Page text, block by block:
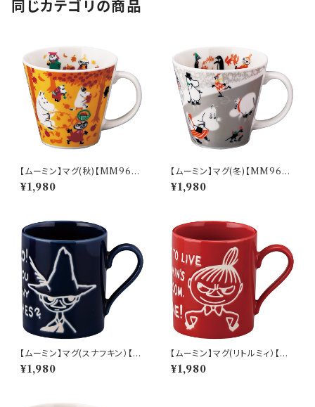
同じカテゴリの商品
【ムーミン】マグ(秋)【MM960
0】MM9603-11
¥1,980
【ムーミン】マグ(冬)【MM960
0】MM9604-11
¥1,980
【ムーミン】マグ(スナフキン）【M
M9000】MM9003-11
¥1,980
【ムーミン】マグ(リトルミィ）【M
M9000】MM9002-11
¥1,980